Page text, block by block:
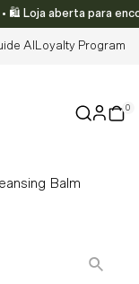
Loja aberta para
AI Loyalty Program
0
Balm